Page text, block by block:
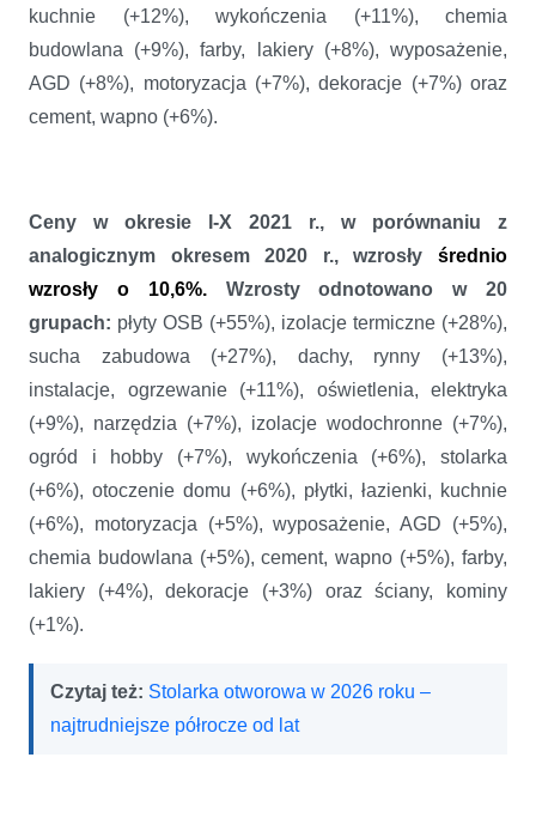
kuchnie (+12%), wykończenia (+11%), chemia
budowlana (+9%), farby, lakiery (+8%), wyposażenie,
AGD (+8%), motoryzacja (+7%), dekoracje (+7%) oraz
cement, wapno (+6%).
Ceny w okresie I-X 2021 r., w porównaniu z
analogicznym okresem 2020 r., wzrosły średnio
wzrosły o 10,6%.Wzrosty odnotowanow 20
grupach: płyty OSB (+55%), izolacje termiczne (+28%),
sucha zabudowa (+27%), dachy, rynny (+13%),
instalacje, ogrzewanie (+11%), oświetlenia, elektryka
(+9%), narzędzia (+7%), izolacje wodochronne (+7%),
ogród i hobby (+7%), wykończenia (+6%), stolarka
(+6%), otoczenie domu (+6%), płytki, łazienki, kuchnie
(+6%), motoryzacja (+5%), wyposażenie, AGD (+5%),
chemia budowlana (+5%), cement, wapno (+5%), farby,
lakiery (+4%), dekoracje (+3%) oraz
ściany, kominy
(+1%).
Czytaj też: Stolarka otworowa w 2026 roku –
najtrudniejsze półrocze od lat